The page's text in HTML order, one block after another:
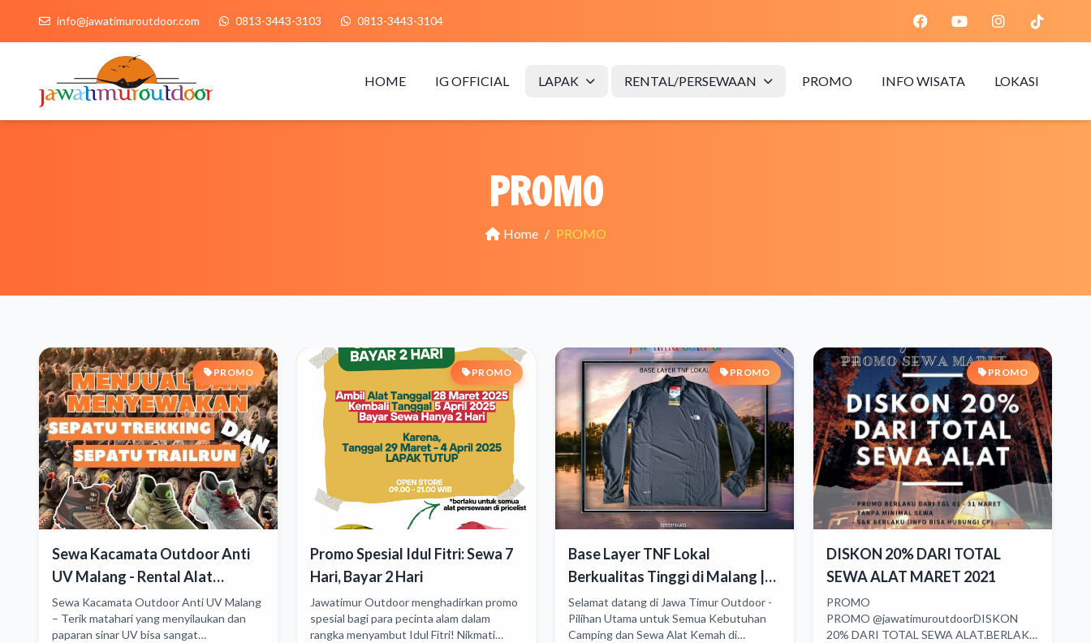
info@jawatimuroutdoor.com 0813-3443-3103 0813-3443-3104
HOME IG OFFICIAL LAPAK RENTAL/PERSEWAAN PROMO INFO WISATA LOKASI
PROMO
Home / PROMO
PROMO
Sewa Kacamata Outdoor Anti
UV Malang - Rental Alat
Camping
Sewa Kacamata Outdoor Anti UV Malang
– Terik matahari yang menyilaukan dan
paparan sinar UV bisa sangat
PROMO
Promo Spesial Idul Fitri: Sewa 7
Hari, Bayar 2 Hari
Jawatimur Outdoor menghadirkan promo
spesial bagi para pecinta alam dalam
rangka menyambut Idul Fitri! Nikmati
PROMO
Base Layer TNF Lokal
Berkualitas Tinggi di Malang |
Jawa Timur Outdoor
Selamat datang di Jawa Timur Outdoor -
Pilihan Utama untuk Semua Kebutuhan
Camping dan Sewa Alat Kemah di
PROMO
DISKON 20% DARI TOTAL
SEWA ALAT MARET 2021
PROMO
PROMO @jawatimuroutdoorDISKON
20% DARI TOTAL SEWA ALAT.BERLAKU